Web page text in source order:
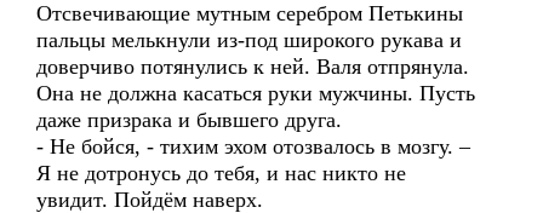
Отсвечивающие мутным серебром Петькины
пальцы мелькнули из-под широкого рукава и
доверчиво потянулись к ней. Валя отпрянула.
Она не должна касаться руки мужчины. Пусть
даже призрака и бывшего друга.
- Не бойся, - тихим эхом отозвалось в мозгу. –
Я не дотронусь до тебя, и нас никто не
увидит. Пойдём наверх.